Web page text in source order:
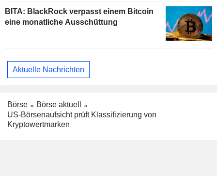
BITA: BlackRock verpasst einem Bitcoin
eine monatliche Ausschüttung
Aktuelle Nachrichten
Börse
Börse aktuell
US-Börsenaufsicht prüft Klassifizierung von
Kryptowertmarken